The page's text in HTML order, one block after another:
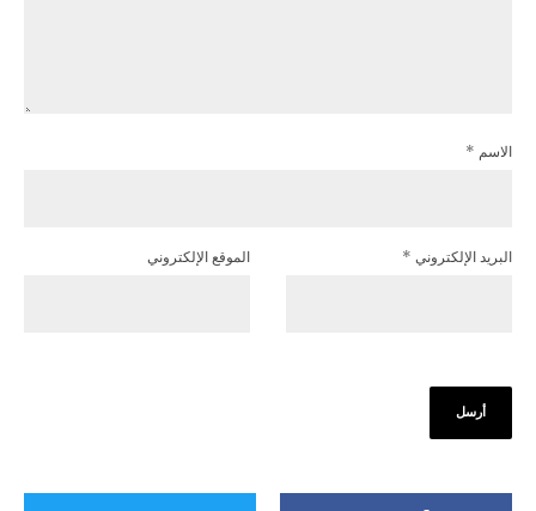
الاسم *
البريد الإلكتروني * الموقع الإلكتروني